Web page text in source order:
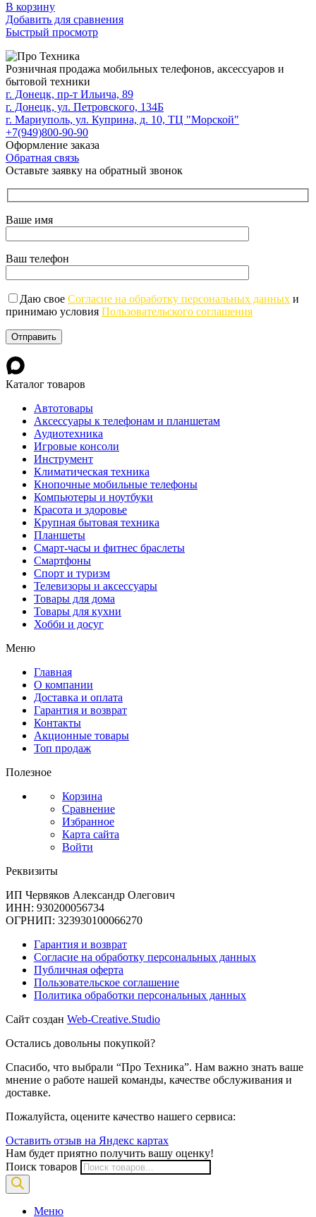
В корзину
Добавить для сравнения
Быстрый просмотр
Розничная продажа мобильных телефонов, аксессуаров и
бытовой техники
г. Донецк, пр-т Ильича, 89
г. Донецк, ул. Петровского, 134Б
г. Мариуполь, ул. Куприна, д. 10, ТЦ "Морской"
+7(949)800-90-90
Оформление заказа
Обратная связь
Оставьте заявку на обратный звонок
Ваше имя
Ваш телефон
Даю свое Согласие на обработку персональных данных и
принимаю условия Пользовательского соглашения
Каталог товаров
Автотовары
Аксессуары к телефонам и планшетам
Аудиотехника
Игровые консоли
Инструмент
Климатическая техника
Кнопочные мобильные телефоны
Компьютеры и ноутбуки
Красота и здоровье
Крупная бытовая техника
Планшеты
Смарт-часы и фитнес браслеты
Смартфоны
Спорт и туризм
Телевизоры и аксессуары
Товары для дома
Товары для кухни
Хобби и досуг
Меню
Главная
О компании
Доставка и оплата
Гарантия и возврат
Контакты
Акционные товары
Топ продаж
Полезное
Корзина
Сравнение
Избранное
Карта сайта
Войти
Реквизиты
ИП Червяков Александр Олегович
ИНН: 930200056734
ОГРНИП: 323930100066270
Гарантия и возврат
Согласие на обработку персональных данных
Публичная оферта
Пользовательское соглашение
Политика обработки персональных данных
Сайт создан Web-Creative.Studio
Остались довольны покупкой?
Спасибо, что выбрали “Про Техника”. Нам важно знать ваше
мнение о работе нашей команды, качестве обслуживания и
доставке.
Пожалуйста, оцените качество нашего сервиса:
Оставить отзыв на Яндекс картах
Нам будет приятно получить вашу оценку!
Поиск товаров
Меню